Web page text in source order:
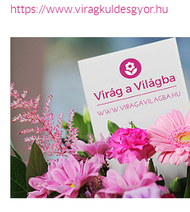
https://www.viragkuldesgyor.hu